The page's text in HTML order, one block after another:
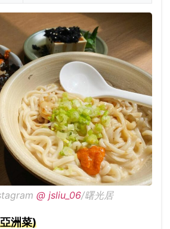
@ jsliu_06/曙光居
洲菜)